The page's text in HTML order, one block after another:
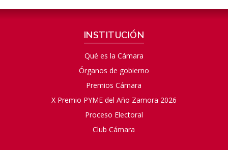
INSTITUCIÓN
Qué es la Cámara
Órganos de gobierno
Premios Cámara
X Premio PYME del Año Zamora 2026
Proceso Electoral
Club Cámara